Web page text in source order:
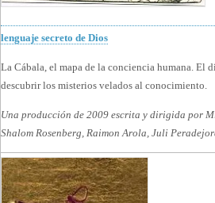
lenguaje secreto de Dios
La Cábala, el mapa de la conciencia humana. El
descubrir los misterios velados al conocimiento.
Una producción de 2009 escrita y dirigida por
Shalom Rosenberg, Raimon Arola, Juli